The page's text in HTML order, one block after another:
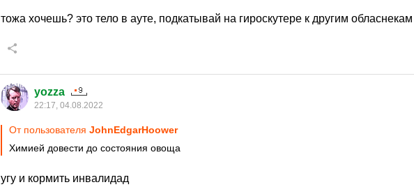
тожа хочешь? это тело в ауте, подкатывай на гироскутере к другим обласнекам
yozza
22:17, 04.08.2022
От пользователя JohnEdgarHoower
Химией довести до состояния овоща
угу и кормить инвалидад